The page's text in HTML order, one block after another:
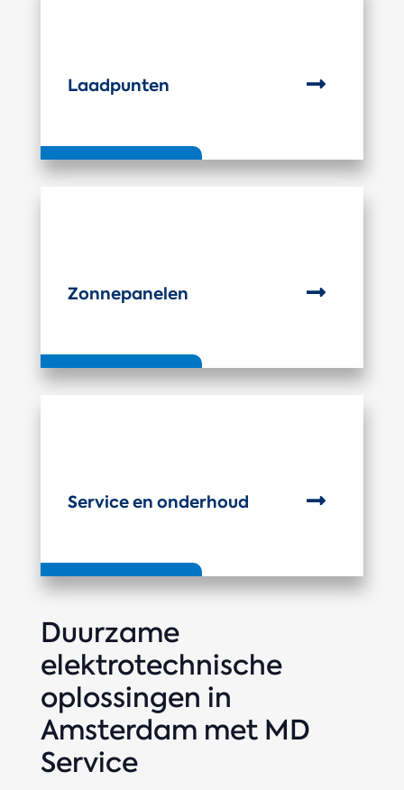

Laadpunten

Zonnepanelen

Service en onderhoud
Duurzame
elektrotechnische
oplossingen in
Amsterdam met MD
Service